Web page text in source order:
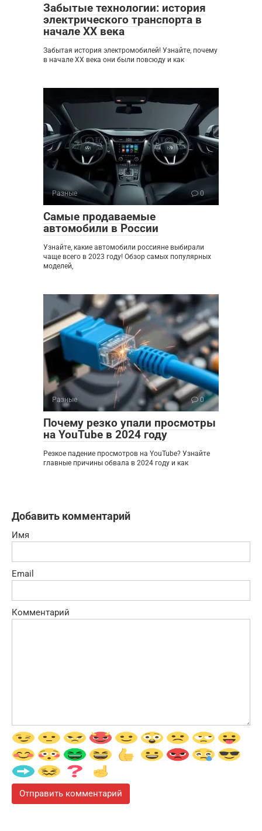
Забытые технологии: история
электрического транспорта в
начале XX века
Забытая история электромобилей! Узнайте, почему
в начале XX века они были повсюду и как
Разные 0
Самые продаваемые
автомобили в России
Узнайте, какие автомобили россияне выбирали
чаще всего в 2023 году! Обзор самых популярных
моделей,
Разные 0
Почему резко упали просмотры
на YouTube в 2024 году
Резкое падение просмотров на YouTube? Узнайте
главные причины обвала в 2024 году и как
Добавить комментарий
Имя
Email
Комментарий